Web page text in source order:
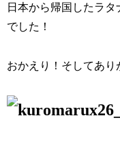
日本から帰国したラ
でした！
おかえり！そしてあり